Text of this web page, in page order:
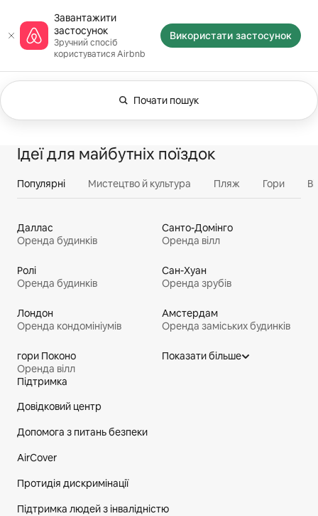
вмісту
Домашня сторінка Airbnb
Завантажити
застосунок
Зручний спосіб
користуватися Airbnb
Використати застосунок
Почати пошук
Фільтри: Будь-які дати. Змініть
Все
Помешкання
Ідеї для майбутніх поїздок
Популярні Мистецтво й культура Пляж Гори
Даллас
Оренда будинків
Санто-Домінго
Оренда вілл
Ролі
Оренда будинків
Сан-Хуан
Оренда зрубів
Лондон
Оренда кондомініумів
Амстердам
Оренда заміських будинків
гори Поконо
Оренда вілл
Показати більше
Нижній колонтитул сайту
Підтримка
Довідковий центр
Допомога з питань безпеки
AirCover
Протидія дискримінації
Підтримка людей з інвалідністю